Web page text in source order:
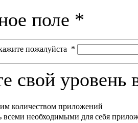
поле *
пожалуйста *
свой уровень
количеством приложений
всеми необходимыми для себя